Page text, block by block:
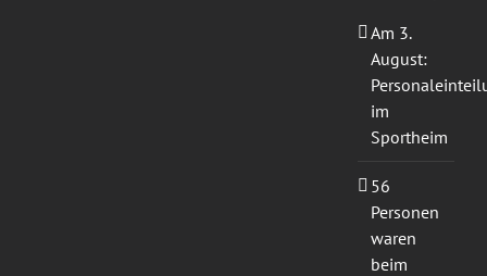
Am 3.
August:
im
Sportheim
56
Personen
waren
beim